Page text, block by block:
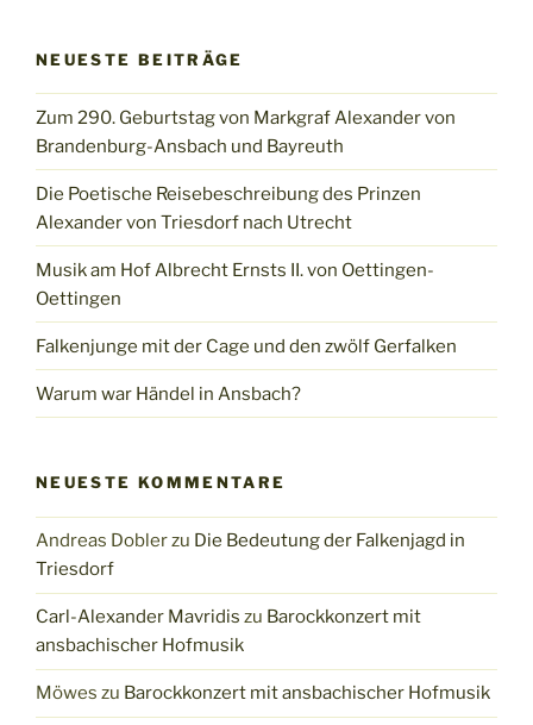
NEUESTE BEITRÄGE
Zum 290. Geburtstag von Markgraf Alexander von
Brandenburg-Ansbach und Bayreuth
Die Poetische Reisebeschreibung des Prinzen
Alexander von Triesdorf nach Utrecht
Musik am Hof Albrecht Ernsts II. von Oettingen-
Oettingen
Falkenjunge mit der Cage und den zwölf Gerfalken
Warum war Händel in Ansbach?
NEUESTE KOMMENTARE
Andreas Doblerzu Die Bedeutung der Falkenjagd in
Triesdorf
Carl-Alexander Mavridis zu Barockkonzert mit
ansbachischer Hofmusik
Möwes zu Barockkonzert mit ansbachischer Hofmusik